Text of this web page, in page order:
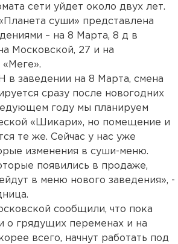
сети уйдет около двух лет.
суши» представлена
– на 8 Марта, 8 д в
Московской, 27 и на
«Меге».
в заведении на 8 Марта, смена
сразу после новогодних
году мы планируем
«Шикари», но помещение и
те же. Сейчас у нас уже
изменения в суши-меню.
появились в продаже,
в меню нового заведения», -
сообщили, что пока
о грядущих переменах и на
всего, начнут работать под